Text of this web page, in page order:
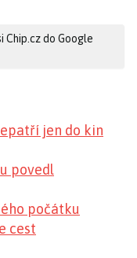
Chip.cz do Google
jen do kin
povedl
počátku
cest